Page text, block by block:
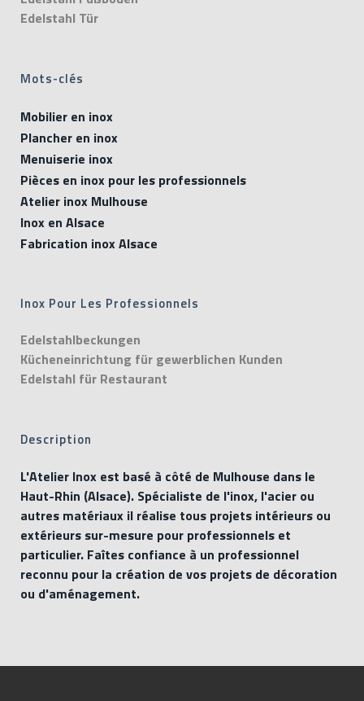
Edelstahl Tür
Mots-clés
Mobilier en inox
Plancher en inox
Menuiserie inox
Pièces en inox pour les professionnels
Atelier inox Mulhouse
Inox en Alsace
Fabrication inox Alsace
Inox Pour Les Professionnels
Edelstahlbeckungen
Kücheneinrichtung für gewerblichen Kunden
Edelstahl für Restaurant
Description
L'Atelier Inox est basé à côté de Mulhouse dans le
Haut-Rhin (Alsace). Spécialiste de l'inox, l'acier ou
autres matériaux il réalise tous projets intérieurs ou
extérieurs sur-mesure pour professionnels et
particulier. Faîtes confiance à un professionnel
reconnu pour la création de vos projets de décoration
ou d'aménagement.